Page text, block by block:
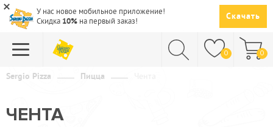
У нас новое мобильное приложение!
Скидка 10% на первый заказ! Скачать
0 0
Sergio Pizza Пицца
ЧЕНТА